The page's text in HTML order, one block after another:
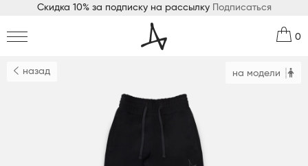
Скидка 10% за подписку на рассылку Подписаться
0
назад на модели